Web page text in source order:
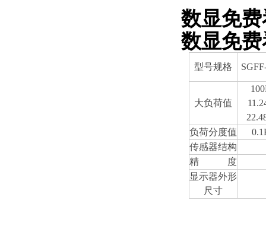
数显免
数显免
型号规格
大负荷值
负荷分度值
传感器结构
精 度
显示器外形
尺寸